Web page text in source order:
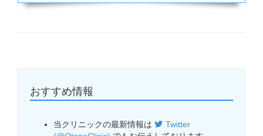
おすすめ情報
当クリニックの最新情報は
Twitter